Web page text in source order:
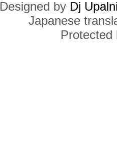
Designed by Dj
Japanese